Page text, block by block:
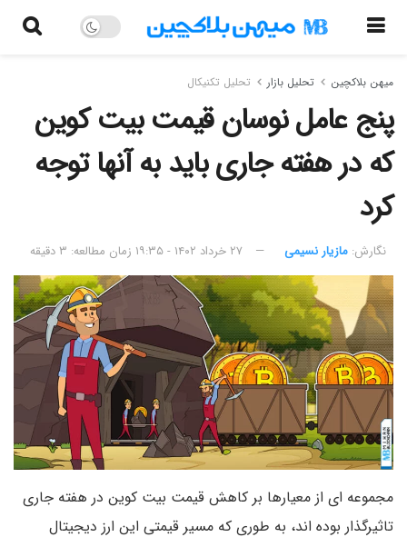
میهن بلاکچین تحلیل بازار تحلیل تکنیکال
پنج عامل نوسان قیمت بیت کوین
که در هفته جاری باید به آنها توجه
کرد
نگارش:‌ مازیار نسیمی ۲۷ خرداد ۱۴۰۲ - ۱۹:۳۵ زمان مطالعه: ۳ دقیقه
مجموعه ای از معیارها بر کاهش قیمت بیت کوین در هفته جاری
تاثیرگذار بوده اند، به طوری که مسیر قیمتی این ارز دیجیتال